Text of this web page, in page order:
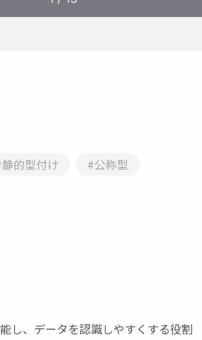
的型付け
#公称型
し、データを認識しやすくする役割